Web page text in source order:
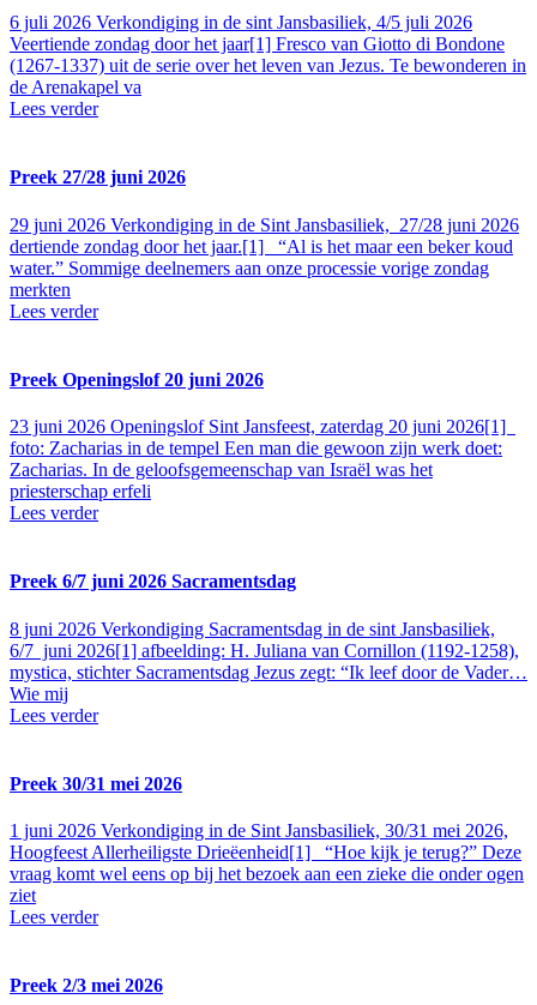
6 juli 2026 Verkondiging in de sint Jansbasiliek, 4/5 juli 2026
Veertiende zondag door het jaar[1] Fresco van Giotto di Bondone
(1267-1337) uit de serie over het leven van Jezus. Te bewonderen in
de Arenakapel va
Lees verder
Preek 27/28 juni 2026
29 juni 2026 Verkondiging in de Sint Jansbasiliek, 27/28 juni 2026
dertiende zondag door het jaar.[1] “Al is het maar een beker koud
water.” Sommige deelnemers aan onze processie vorige zondag
merkten
Lees verder
Preek Openingslof 20 juni 2026
23 juni 2026 Openingslof Sint Jansfeest, zaterdag 20 juni 2026[1]
foto: Zacharias in de tempel Een man die gewoon zijn werk doet:
Zacharias. In de geloofsgemeenschap van Israël was het
priesterschap erfeli
Lees verder
Preek 6/7 juni 2026 Sacramentsdag
8 juni 2026 Verkondiging Sacramentsdag in de sint Jansbasiliek,
6/7 juni 2026[1] afbeelding: H. Juliana van Cornillon (1192-1258),
mystica, stichter Sacramentsdag Jezus zegt: “Ik leef door de Vader…
Wie mij
Lees verder
Preek 30/31 mei 2026
1 juni 2026 Verkondiging in de Sint Jansbasiliek, 30/31 mei 2026,
Hoogfeest Allerheiligste Drieëenheid[1] “Hoe kijk je terug?” Deze
vraag komt wel eens op bij het bezoek aan een zieke die onder ogen
ziet
Lees verder
Preek 2/3 mei 2026